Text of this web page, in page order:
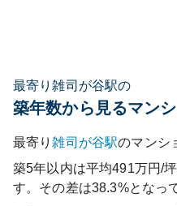
最寄り雑司が谷駅の
築年数から見るマン
最寄り雑司が谷駅のマンシ
築5年以内は平均491万円/
す。その差は38.3%となっ